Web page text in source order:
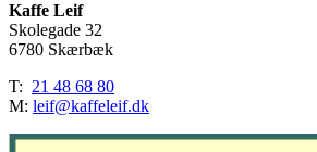
Kaffe Leif
Skolegade 32
6780 Skærbæk
T: 21 48 68 80
M: leif@kaffeleif.dk